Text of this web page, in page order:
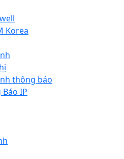
Korea
thông báo
IP